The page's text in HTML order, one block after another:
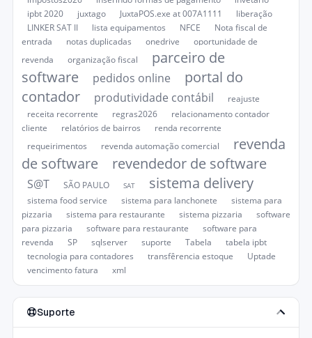
ipbt 2020
juxtago JuxtaPOS.exe at 007A1111
liberação
LINKER SAT II
lista equipamentos NFCE
Nota fiscal de
entrada
notas duplicadas onedrive
oportunidade de
revenda
organização fiscal
parceiro de
software
pedidos online
portal do
contador
produtividade contábil
reajuste
receita recorrente
regras2026
relacionamento contador
cliente
relatórios de bairros
renda recorrente
requeirimentos
revenda automação comercial
revenda
de software
revendedor de software
S@T SÃO PAULO SAT sistema delivery
sistema food service sistema para lanchonete
sistema para
pizzaria
sistema para restaurante sistema pizzaria
software
para pizzaria
software para restaurante
software para
revenda
SP sqlserver suporte Tabela
tabela ipbt
tecnologia para contadores
transfêrencia estoque
Uptade
vencimento fatura
xml
Suporte